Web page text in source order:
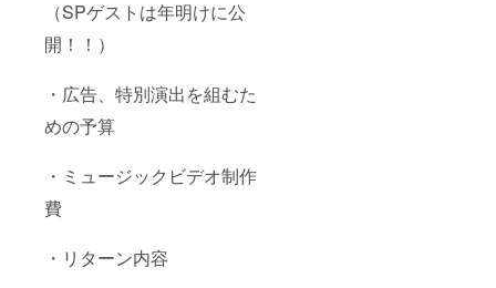
（SPゲストは年明けに公
開！！）
・広告、特別演出を組むた
めの予算
・ミュージックビデオ制作
費
・リターン内容